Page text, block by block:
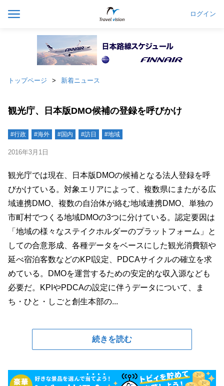
ログイン
トップページ 新着ニュース
観光庁、日本版DMO候補の登録を呼びかけ
#行政 #海外 #国内 #訪日 #地域
2016年3月1日
観光庁では現在、日本版DMOの候補となる法人登録を呼
びかけている。対象エリアによって、複数県にまたがる広
域連携DMO、複数の自治体が絡む地域連携DMO、単独の
市町村でつくる地域DMOの3つに分けている。認定要因は
「地域の様々なステイクホルダーのプラットフォーム」と
しての合意形成、各種データをベースにした観光消費額や
延べ宿泊客数などのKPI設定、PDCAサイクルの確立を求
めている。DMOを運営するための安定的な収入源なども
必要だ。KPIやPDCAの設定に伴うデータについて、ま
ち・ひと・しごと創生本部の...
続きを読む